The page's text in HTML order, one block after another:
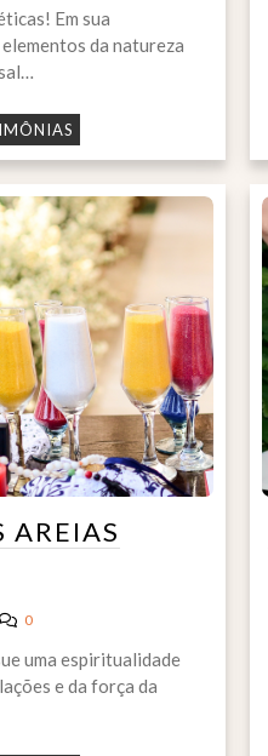
Em sua
da natureza
AREIAS
0
uma espiritualidade
e da força da